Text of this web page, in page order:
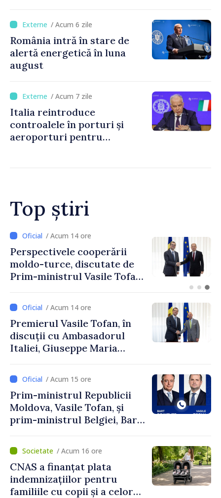
/ Acum 6 zile
România intră în stare de
alertă energetică în luna
august
/ Acum 7 zile
Italia reintroduce
controalele în porturi și
aeroporturi pentru
Top știri
/ Acum 12 ore
Forumul Diasporei //
Republica Moldova,
promovată în Elveția prin
exporturi
/ Acum 14 ore
Premierul Vasile Tofan, în
discuții cu Ambasadorul
Italiei, Giuseppe Maria
/ Acum 15 ore
Prim-ministrul Republicii
Moldova, Vasile Tofan, și
prim-ministrul Belgiei, Bart
despre parcursul european
al Republicii Moldova.
/ Acum 16 ore
CNAS a finanțat plata
indemnizațiilor pentru
familiile cu copii și a celor